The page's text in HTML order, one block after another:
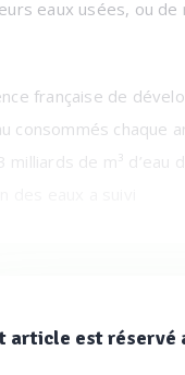
eaux usées, ou de
française de
consommés
milliards de m³
une raffinerie qui
article est réservé